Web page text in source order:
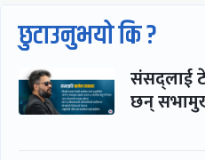
छुटाउनुभयो कि ?
संसद्लाई
छन्